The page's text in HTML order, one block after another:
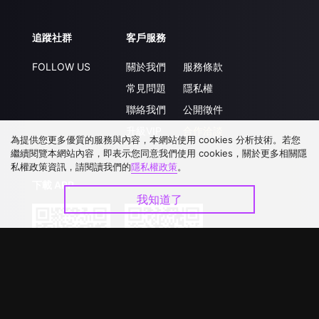
追蹤社群
FOLLOW US
客戶服務
關於我們
常見問題
聯絡我們
服務條款
隱私權
公開徵件
下載 APP
為提供您更多優質的服務與內容，本網站使用 cookies 分析技術。若您
繼續閱覽本網站內容，即表示您同意我們使用 cookies，關於更多相關隱
私權政策資訊，請閱讀我們的隱私權政策。
我知道了